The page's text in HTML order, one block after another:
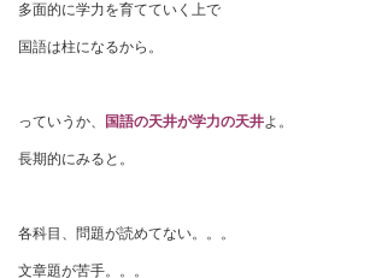
多面的に学力を育てていく上で
国語は柱になるから。
っていうか、 国語の天井が学力の天井よ。
長期的にみると。
各科目、問題が読めてない。。。
文章題が苦手。。。